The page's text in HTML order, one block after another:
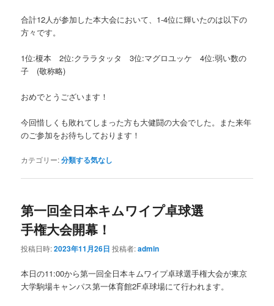
合計12人が参加した本大会において、1-4位に輝いたのは以下の
方々です。
1位:榎本 2位:クララタッタ 3位:マグロユッケ 4位:弱い数の
子 (敬称略)
おめでとうございます！
今回惜しくも敗れてしまった方も大健闘の大会でした。また来年
のご参加をお待ちしております！
カテゴリー:分類する気なし
第一回全日本キムワイプ卓球選
手権大会開幕！
投稿日時:2023年11月26日 投稿者:admin
本日の11:00から第一回全日本キムワイプ卓球選手権大会が東京
大学駒場キャンパス第一体育館2F卓球場にて行われます。